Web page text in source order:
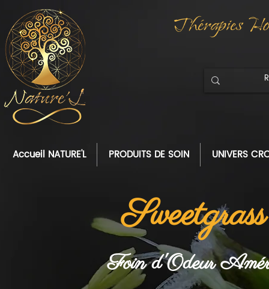
Thérapies
Accueil NATURE'L PRODUITS DE SOIN UNIVERS
Foin d'Odeur